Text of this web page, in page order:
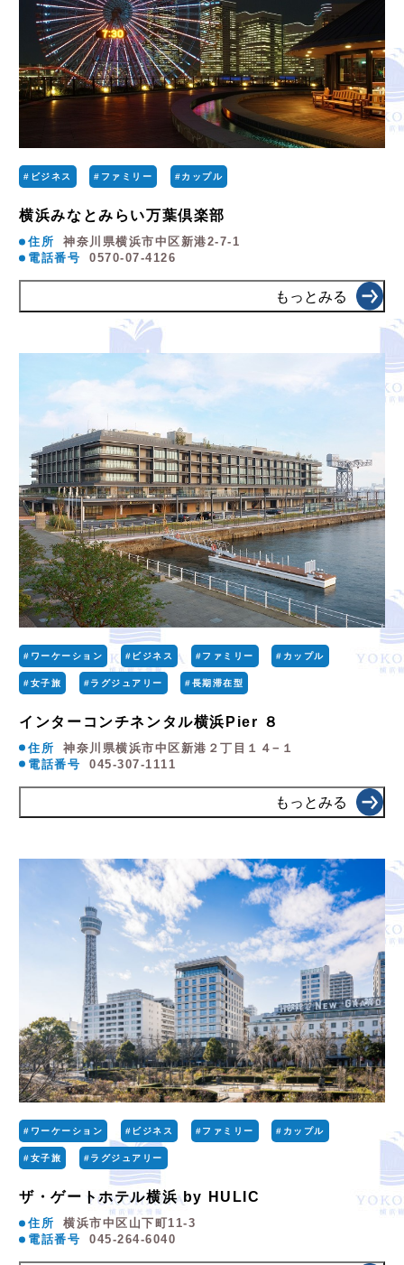
#ビジネス #ファミリー #カップル
横浜みなとみらい万葉倶楽部
住所
神奈川県横浜市中区新港2-7-1
電話番号
0570-07-4126
もっとみる
#ワーケーション #ビジネス #ファミリー #カップル
#女子旅 #ラグジュアリー #長期滞在型
インターコンチネンタル横浜Pier ８
住所
神奈川県横浜市中区新港２丁目１４−１
電話番号
045-307-1111
もっとみる
#ワーケーション #ビジネス #ファミリー #カップル
#女子旅 #ラグジュアリー
ザ・ゲートホテル横浜 by HULIC
住所
横浜市中区山下町11-3
電話番号
045-264-6040